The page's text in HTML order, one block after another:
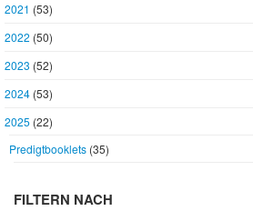
2021 (53)
2022 (50)
2023 (52)
2024 (53)
2025 (22)
Predigtbooklets (35)
FILTERN NACH